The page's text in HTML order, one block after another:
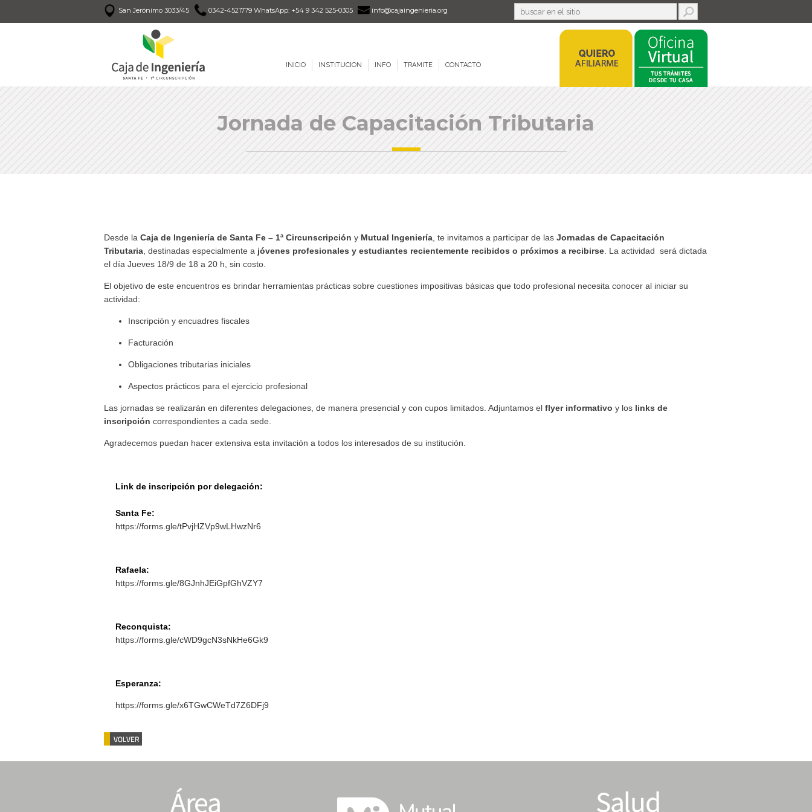
San Jerónimo 3033/45 0342-4521779 WhatsApp: +54 9 342 525-0305 info@cajaingenieria.org
INICIO INSTITUCION INFO TRAMITE CONTACTO
Jornada de Capacitación Tributaria
Desde la Caja de Ingeniería de Santa Fe – 1ª Circunscripción y Mutual Ingeniería , te invitamos a participar de las Jornadas de Capacitación
Tributaria , destinadas especialmente a jóvenes profesionales y estudiantes recientemente recibidos o próximos a recibirse . La actividad será dictada
el día Jueves 18/9 de 18 a 20 h, sin costo.
El objetivo de este encuentros es brindar herramientas prácticas sobre cuestiones impositivas básicas que todo profesional necesita conocer al iniciar su
actividad:
Inscripción y encuadres fiscales
Facturación
Obligaciones tributarias iniciales
Aspectos prácticos para el ejercicio profesional
Las jornadas se realizarán en diferentes delegaciones, de manera presencial y con cupos limitados. Adjuntamos el flyer informativo y los links de
inscripción correspondientes a cada sede.
Agradecemos puedan hacer extensiva esta invitación a todos los interesados de su institución.
Link de inscripción por delegación:
Santa Fe:
https://forms.gle/tPvjHZVp9wLHwzNr6
Rafaela:
https://forms.gle/8GJnhJEiGpfGhVZY7
Reconquista:
https://forms.gle/cWD9gcN3sNkHe6Gk9
Esperanza:
https://forms.gle/x6TGwCWeTd7Z6DFj9